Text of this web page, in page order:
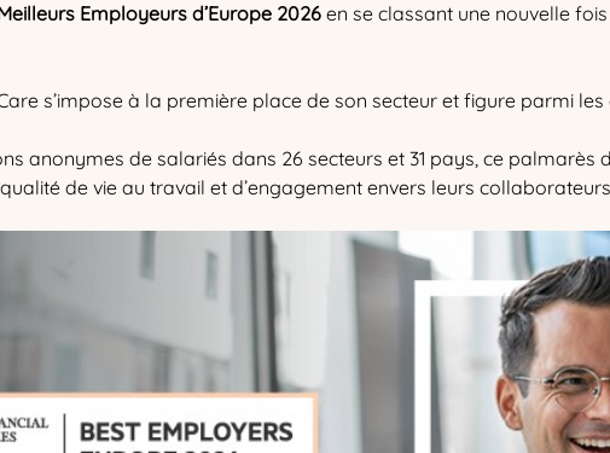
Employeurs d’Europe 2026en se classant une nouvelle fois
s’impose à la première place de son secteur et figure parmi
anonymes de salariés dans 26 secteurs et 31 pays, ce palmarès
de vie au travail et d’engagement envers leurs